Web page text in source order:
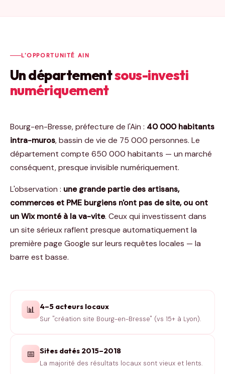
L'OPPORTUNITÉ AIN
Un départementsous-investi
numériquement
Bourg-en-Bresse, préfecture de l'Ain : 40 000 habitants
intra-muros, bassin de vie de 75 000 personnes. Le
département compte 650 000 habitants — un marché
conséquent, presque invisible numériquement.
L'observation : une grande partie des artisans,
commerces et PME burgiens n'ont pas de site, ou ont
un Wix monté à la va-vite. Ceux qui investissent dans
un site sérieux raflent presque automatiquement la
première page Google sur leurs requêtes locales — la
barre est basse.
📊 4–5 acteurs locaux
Sur "création site Bourg-en-Bresse" (vs 15+ à Lyon).
📅 Sites datés 2015–2018
La majorité des résultats locaux sont vieux et lents.